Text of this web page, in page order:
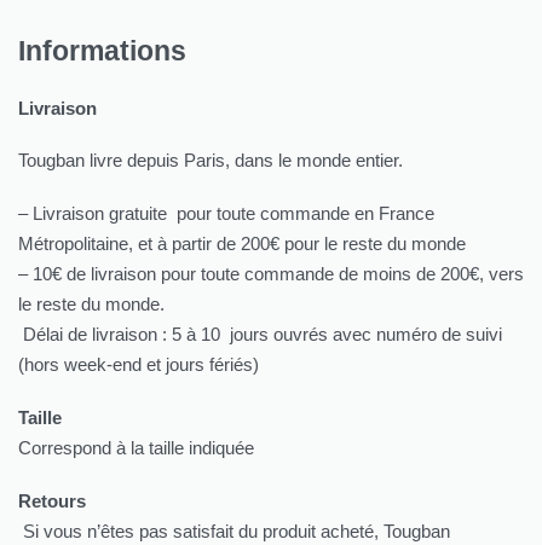
Informations
Livraison
Tougban livre depuis Paris, dans le monde entier.
– Livraison gratuite pour toute commande en France
Métropolitaine, et à partir de 200€ pour le reste du monde
– 10€ de livraison pour toute commande de moins de 200€, vers
le reste du monde.
Délai de livraison : 5 à 10 jours ouvrés avec numéro de suivi
(hors week-end et jours fériés)
Taille
Correspond à la taille indiquée
Retours
Si vous n’êtes pas satisfait du produit acheté, Tougban